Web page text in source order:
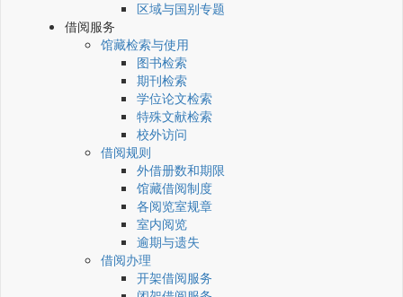
区域与国别专题
借阅服务
馆藏检索与使用
图书检索
期刊检索
学位论文检索
特殊文献检索
校外访问
借阅规则
外借册数和期限
馆藏借阅制度
各阅览室规章
室内阅览
逾期与遗失
借阅办理
开架借阅服务